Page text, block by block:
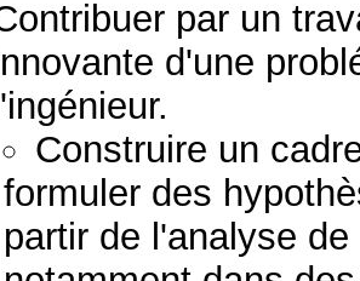
par un
d'une
l'ingénieur.
Construire un
formuler des
partir de l'analyse